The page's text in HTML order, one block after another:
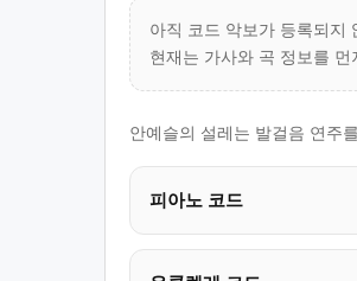
아직 코드 악보가 등록되지
현재는 가사와 곡 정보를
안예슬의 설레는 발걸음 연주
피아노 코드